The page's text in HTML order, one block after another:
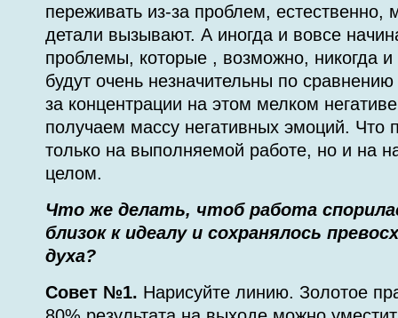
переживать из-за проблем, естественно,
детали вызывают. А иногда и вовсе
проблемы, которые , возможно, никогда и
будут очень незначительны по
за концентрации на этом мелком
получаем массу негативных эмоций. Что
только на выполняемой работе, но и на
целом.
Что же делать, чтоб работа
близок к идеалу и сохранялось
духа?
Совет №1. Нарисуйте линию. Золотое